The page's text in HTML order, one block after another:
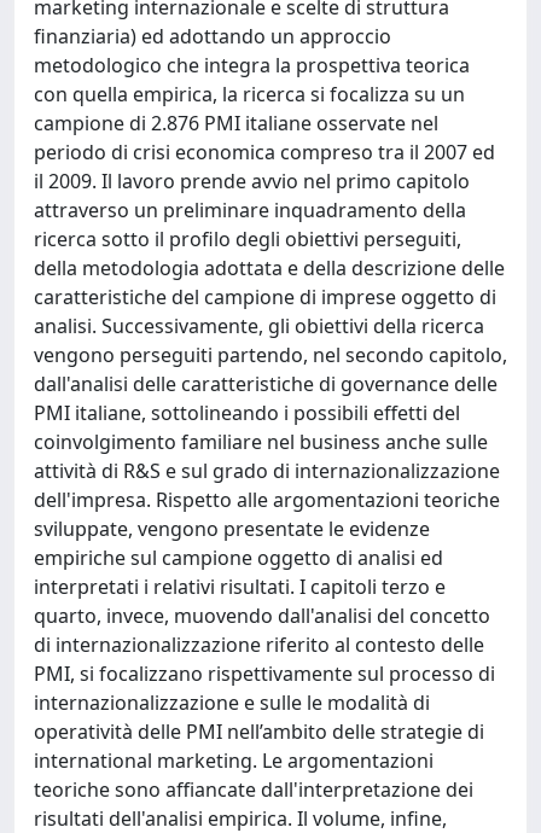
marketing internazionale e scelte di struttura
finanziaria) ed adottando un approccio
metodologico che integra la prospettiva teorica
con quella empirica, la ricerca si focalizza su un
campione di 2.876 PMI italiane osservate nel
periodo di crisi economica compreso tra il 2007 ed
il 2009. Il lavoro prende avvio nel primo capitolo
attraverso un preliminare inquadramento della
ricerca sotto il profilo degli obiettivi perseguiti,
della metodologia adottata e della descrizione delle
caratteristiche del campione di imprese oggetto di
analisi. Successivamente, gli obiettivi della ricerca
vengono perseguiti partendo, nel secondo capitolo,
dall'analisi delle caratteristiche di governance delle
PMI italiane, sottolineando i possibili effetti del
coinvolgimento familiare nel business anche sulle
attività di R&S e sul grado di internazionalizzazione
dell'impresa. Rispetto alle argomentazioni teoriche
sviluppate, vengono presentate le evidenze
empiriche sul campione oggetto di analisi ed
interpretati i relativi risultati. I capitoli terzo e
quarto, invece, muovendo dall'analisi del concetto
di internazionalizzazione riferito al contesto delle
PMI, si focalizzano rispettivamente sul processo di
internazionalizzazione e sulle le modalità di
operatività delle PMI nell’ambito delle strategie di
international marketing. Le argomentazioni
teoriche sono affiancate dall'interpretazione dei
risultati dell'analisi empirica. Il volume, infine,